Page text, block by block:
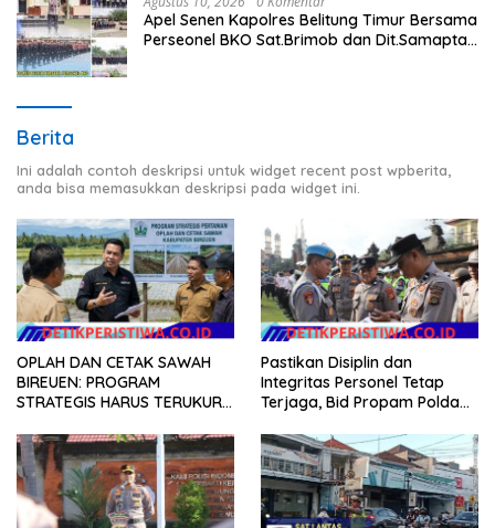
Apel Senen Kapolres Belitung Timur Bersama
Perseonel BKO Sat.Brimob dan Dit.Samapta
Berita
Ini adalah contoh deskripsi untuk widget recent post wpberita,
anda bisa memasukkan deskripsi pada widget ini.
OPLAH DAN CETAK SAWAH
BIREUEN: PROGRAM
STRATEGIS HARUS TERUKUR,
KETERBUKAAN DATA
Pastikan Disiplin dan
Integritas Personel Tetap
Terjaga, Bid Propam Polda